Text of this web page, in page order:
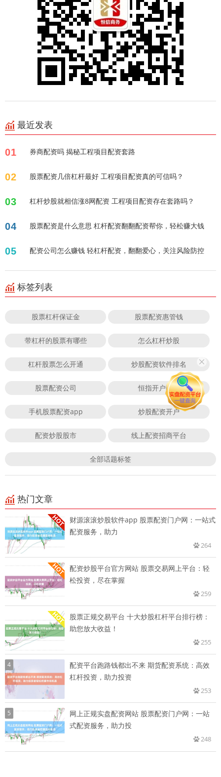
最近发表
01 券商配资吗 揭秘工程项目配资套路
02 股票配资几倍杠杆最好 工程项目配资真的可信吗？
03 杠杆炒股就相信涨8网配资 工程项目配资存在套路吗？
04 股票配资是什么意思 杠杆配资翻翻配资帮你，轻松赚大钱
05 配资公司怎么赚钱 轻杠杆配资，翻翻爱心，关注风险防控
标签列表
股票杠杆保证金 股票配资惠管钱
带杠杆的股票有哪些 怎么杠杆炒股
杠杆股票怎么开通 炒股配资软件排名
股票配资公司 恒指开户配资
手机股票配资app 炒股配资开户
配资炒股股市 线上配资招商平台
全部话题标签
热门文章
财源滚滚炒股软件app 股票配资门户网：一站式
配资服务，助力
264
配资炒股平台官方网站 股票交易网上平台：轻
松投资，尽在掌握
259
股票正规交易平台 十大炒股杠杆平台排行榜：
助您放大收益！
255
4
配资平台跑路钱都出不来 期货配资系统：高效
杠杆投资，助力投资
253
5
网上正规实盘配资网站 股票配资门户网：一站
式配资服务，助力投
248